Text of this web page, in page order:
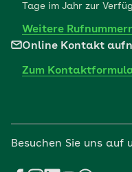
Tage im Jahr zur
Weitere
Online Kontakt
Zum
Besuchen Sie uns auf